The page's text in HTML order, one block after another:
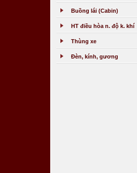
Buồng lái (Cabin)
HT điều hòa n. độ k. khí
Thùng xe
Đèn, kính, gương